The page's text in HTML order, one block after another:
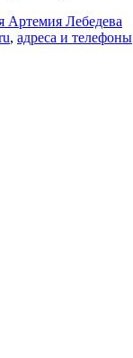
Артемия Лебедева
, адреса и телефоны